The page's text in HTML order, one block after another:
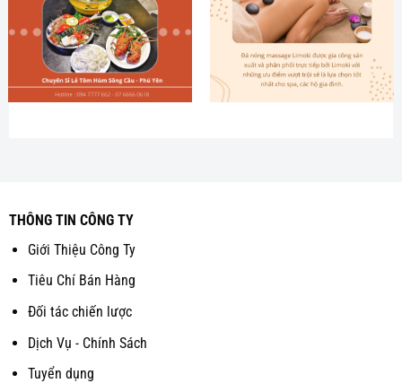
THÔNG TIN CÔNG TY
Giới Thiệu Công Ty
Tiêu Chí Bán Hàng
Đối tác chiến lược
Dịch Vụ - Chính Sách
Tuyển dụng